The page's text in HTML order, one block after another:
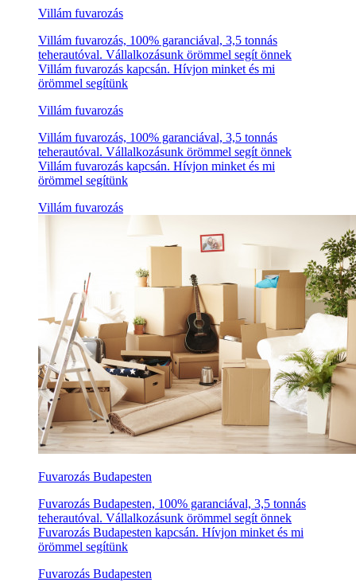
Villám fuvarozás
Villám fuvarozás, 100% garanciával, 3,5 tonnás
teherautóval. Vállalkozásunk örömmel segít önnek
Villám fuvarozás kapcsán. Hívjon minket és mi
örömmel segítünk
Villám fuvarozás
Villám fuvarozás, 100% garanciával, 3,5 tonnás
teherautóval. Vállalkozásunk örömmel segít önnek
Villám fuvarozás kapcsán. Hívjon minket és mi
örömmel segítünk
Villám fuvarozás
Fuvarozás Budapesten
Fuvarozás Budapesten, 100% garanciával, 3,5 tonnás
teherautóval. Vállalkozásunk örömmel segít önnek
Fuvarozás Budapesten kapcsán. Hívjon minket és mi
örömmel segítünk
Fuvarozás Budapesten